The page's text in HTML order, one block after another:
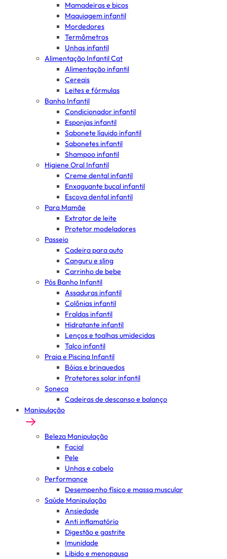
Mamadeiras e bicos
Maquiagem infantil
Mordedores
Termômetros
Unhas infantil
Alimentação Infantil Cat
Alimentação infantil
Cereais
Leites e fórmulas
Banho Infantil
Condicionador infantil
Esponjas infantil
Sabonete líquido infantil
Sabonetes infantil
Shampoo infantil
Higiene Oral Infantil
Creme dental infantil
Enxaguante bucal infantil
Escova dental infantil
Para Mamãe
Extrator de leite
Protetor modeladores
Passeio
Cadeira para auto
Canguru e sling
Carrinho de bebe
Pós Banho Infantil
Assaduras infantil
Colônias infantil
Fraldas infantil
Hidratante infantil
Lenços e toalhas umidecidas
Talco infantil
Praia e Piscina Infantil
Bóias e brinquedos
Protetores solar infantil
Soneca
Cadeiras de descanso e balanço
Manipulação
Beleza Manipulação
Facial
Pele
Unhas e cabelo
Performance
Desempenho físico e massa muscular
Saúde Manipulação
Ansiedade
Anti inflamatório
Digestão e gastrite
Imunidade
Libido e menopausa